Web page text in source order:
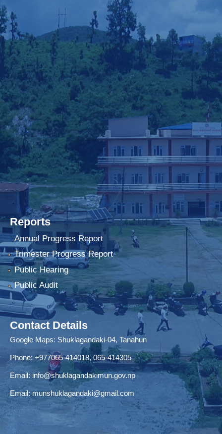
Reports
Annual Progress Report
Trimester Progress Report
Public Hearing
Public Audit
Contact Details
Google Maps: Shuklagandaki-04, Tanahun
Phone: +977065-414018,065-414305
Email: info@shuklagandakimun.gov.np
Email:munshuklagandaki@gmail.com